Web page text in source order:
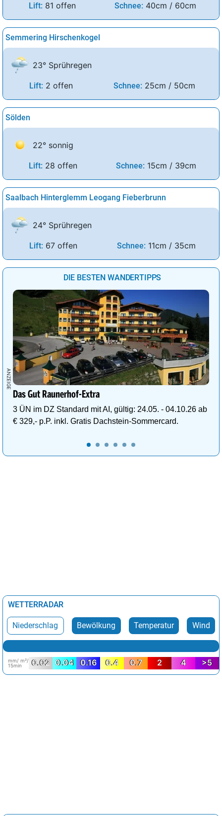
Lift: 81 offen Schnee: 40cm / 60cm
Semmering Hirschenkogel
23° Sprühregen
Lift: 2 offen Schnee: 25cm / 50cm
Sölden
22° sonnig
Lift: 28 offen Schnee: 15cm / 39cm
Saalbach Hinterglemm Leogang Fieberbrunn
24° Sprühregen
Lift: 67 offen Schnee: 11cm / 35cm
DIE BESTEN WANDERTIPPS
Das Gut Raunerhof-Extra
3 ÜN im DZ Standard mit AI, gültig: 24.05. - 04.10.26 ab
€ 329,- p.P. inkl. Gratis Dachstein-Sommercard.
WETTERRADAR
Niederschlag Bewölkung Temperatur Wind
mm/ m²/
15min
0.02 0.04 0.16 0.4 0.7 2 4 >5